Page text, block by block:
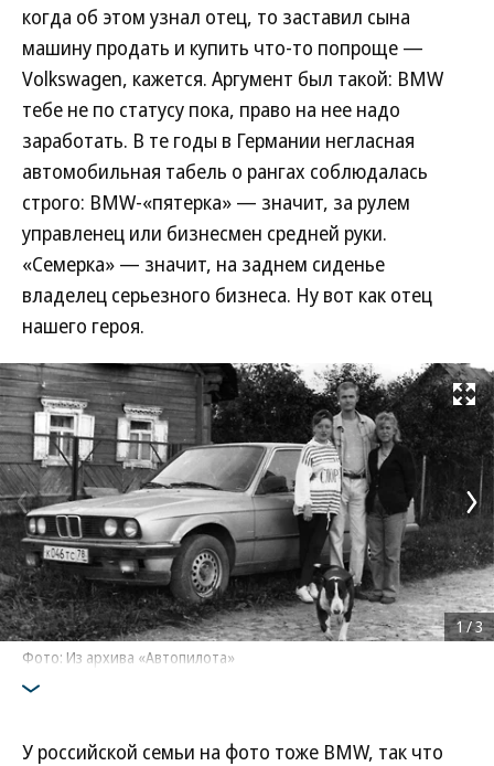
когда об этом узнал отец, то заставил сына
машину продать и купить что-то попроще —
Volkswagen, кажется. Аргумент был такой: BMW
тебе не по статусу пока, право на нее надо
заработать. В те годы в Германии негласная
автомобильная табель о рангах соблюдалась
строго: BMW-«пятерка» — значит, за рулем
управленец или бизнесмен средней руки.
«Семерка» — значит, на заднем сиденье
владелец серьезного бизнеса. Ну вот как отец
нашего героя.
Развернуть
Фото: Из архива «Автопилота»
1/3
У российской семьи на фото тоже BMW, так что